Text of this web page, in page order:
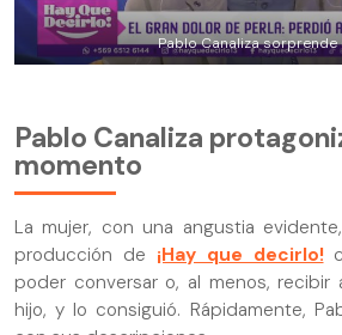
Pablo Canaliza sorprende
Pablo Canaliza
momento
La mujer, con una angustia
producción de ¡Hay que decirlo!
poder conversar o, al menos, recibir
hijo, y lo consiguió. Rápidamente,